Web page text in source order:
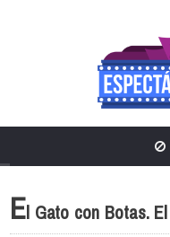
El Gato con Botas.